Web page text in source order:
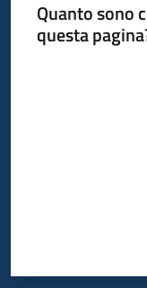
Quanto sono
questa